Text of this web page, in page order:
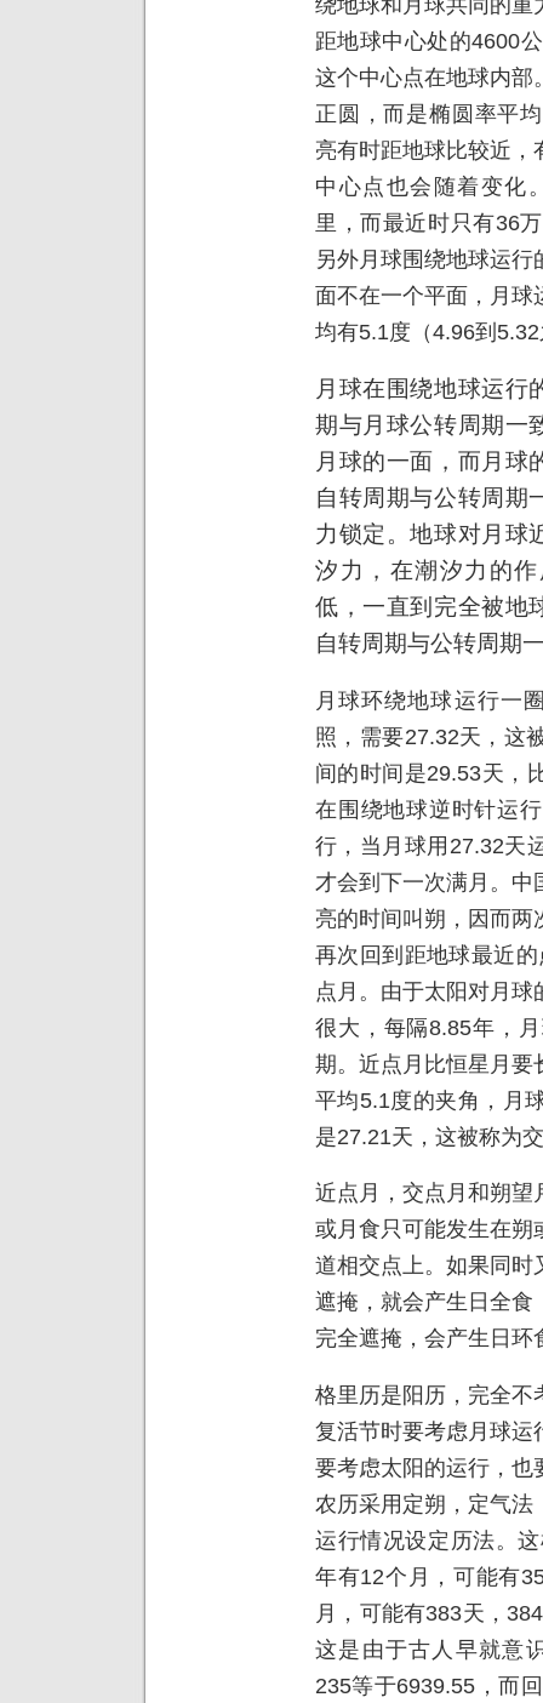
距地球中心处的4600
这个中心点在地球内部
正圆，而是椭圆率平
亮有时距地球比较近
中心点也会随着变化
里，而最近时只有36
另外月球围绕地球运
面不在一个平面，月球
均有5.1度（4.96到
月球在围绕地球运行
期与月球公转周期一
月球的一面，而月球
自转周期与公转周期
力锁定。地球对月球
汐力，在潮汐力的
低，一直到完全被地
自转周期与公转周期
月球环绕地球运行一
照，需要27.32天，这
间的时间是29.53天，
在围绕地球逆时针运
行，当月球用27.32天
才会到下一次满月。
亮的时间叫朔，因而
再次回到距地球最近
点月。由于太阳对月
很大，每隔8.85年，
期。近点月比恒星月
平均5.1度的夹角，月
是27.21天，这被称为
近点月，交点月和朔望
或月食只可能发生在朔
道相交点上。如果同时
遮掩，就会产生日全食
完全遮掩，会产生日环
格里历是阳历，完全不
复活节时要考虑月球运
要考虑太阳的运行，也
农历采用定朔，定气法
运行情况设定历法。
年有12个月，可能有
月，可能有383天，
这是由于古人早就意
235等于6939.55，而